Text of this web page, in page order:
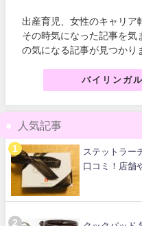
出産育児、女性のキャリア
その時気になった記事を気
の気になる記事が見つかり
バイリンガ
人気記事
ステットラー
口コミ！店舗